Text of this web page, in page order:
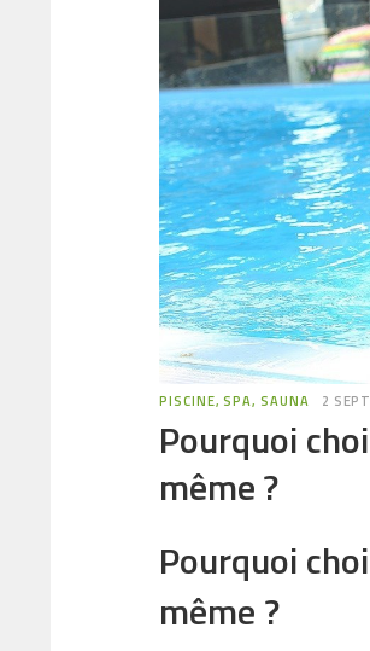
PISCINE, SPA, SAUNA 2
Pourquoi
même ?
Pourquoi
même ?